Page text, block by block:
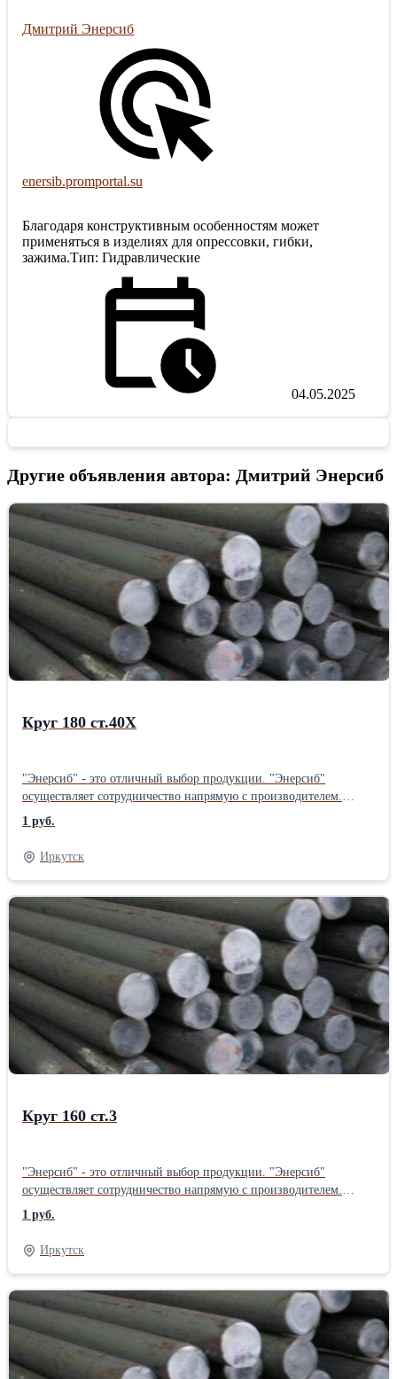
Дмитрий Энерсиб
enersib.promportal.su
Благодаря конструктивным особенностям может
применяться в изделиях для опрессовки, гибки,
зажима.Тип: Гидравлические
04.05.2025
Другие объявления автора: Дмитрий Энерсиб
Круг 180 ст.40Х
"Энерсиб" - это отличный выбор продукции. "Энерсиб"
осуществляет сотрудничество напрямую с производителем.
"Энерсиб" осуществляет отправку товаров по всей территории
РОССИИ.
1 руб.
Иркутск
Круг 160 ст.3
"Энерсиб" - это отличный выбор продукции. "Энерсиб"
осуществляет сотрудничество напрямую с производителем.
"Энерсиб" осуществляет отправку товаров по всей территории
РОССИИ.
1 руб.
Иркутск